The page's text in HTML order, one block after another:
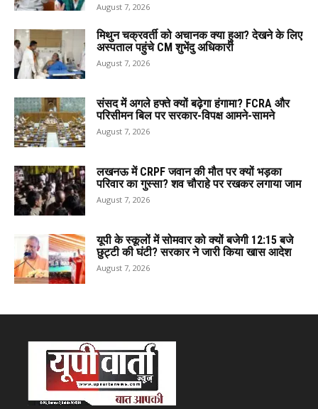
August 7, 2026
मिथुन चक्रवर्ती को अचानक क्या हुआ? देखने के लिए
अस्पताल पहुंचे CM शुभेंदु अधिकारी
August 7, 2026
संसद में अगले हफ्ते क्यों बढ़ेगा हंगामा? FCRA और
परिसीमन बिल पर सरकार-विपक्ष आमने-सामने
August 7, 2026
लखनऊ में CRPF जवान की मौत पर क्यों भड़का
परिवार का गुस्सा? शव चौराहे पर रखकर लगाया जाम
August 7, 2026
यूपी के स्कूलों में सोमवार को क्यों बजेगी 12:15 बजे
छुट्टी की घंटी? सरकार ने जारी किया खास आदेश
August 7, 2026